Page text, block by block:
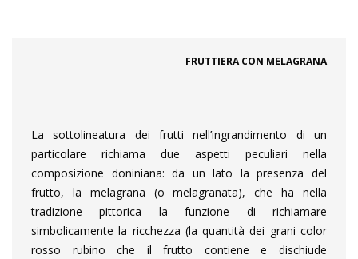
FRUTTIERA CON MELAGRANA
La sottolineatura dei frutti nell’ingrandimento di un
particolare richiama due aspetti peculiari nella
composizione doniniana: da un lato la presenza del
frutto, la melagrana (o melagranata), che ha nella
tradizione pittorica la funzione di richiamare
simbolicamente la ricchezza (la quantità dei grani color
rosso rubino che il frutto contiene e dischiude